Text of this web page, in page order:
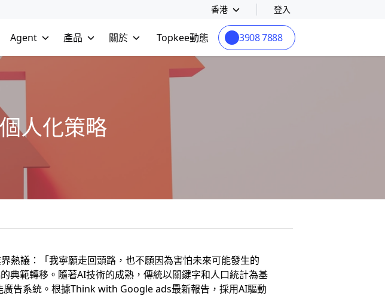
香港 登入
Agent 產品 關於 Topkee動態 3908 7888
人化策略
熱議：「我寧願走回頭路，也不願因為害怕未來可能發生的
典範轉移。隨著AI技術的成熟，傳統以關鍵字和人口統計為基
告系統。根據Think with Google ads最新報告，採用AI驅動